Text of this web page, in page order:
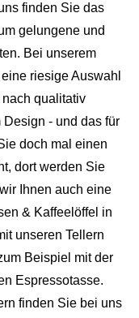
finden Sie das
gelungene und
Bei unserem
riesige Auswahl
qualitativ
Design - und das für
doch mal einen
dort werden Sie
Ihnen auch eine
& Kaffeelöffel in
unseren Tellern
Beispiel mit der
Espressotasse.
finden Sie bei uns